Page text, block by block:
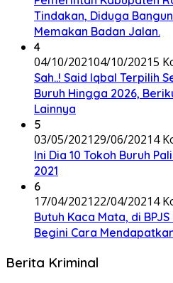
Tindakan, Diduga
Memakan Badan Jalan.
4
04/10/202104/10/20215
Sah..! Said Iqbal Terpilih
Buruh Hingga 2026,
Lainnya
5
03/05/202129/06/20214
Ini Dia 10 Tokoh Buruh
2021
6
17/04/202122/04/20214
Butuh Kaca Mata, di
Begini Cara
Berita Kriminal